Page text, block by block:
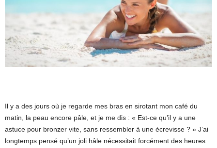
Il y a des jours où je regarde mes bras en sirotant mon café du
matin, la peau encore pâle, et je me dis : « Est-ce qu’il y a une
astuce pour bronzer vite, sans ressembler à une écrevisse ? » J’ai
longtemps pensé qu’un joli hâle nécessitait forcément des heures